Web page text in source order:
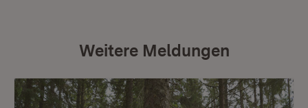
Weitere Meldungen